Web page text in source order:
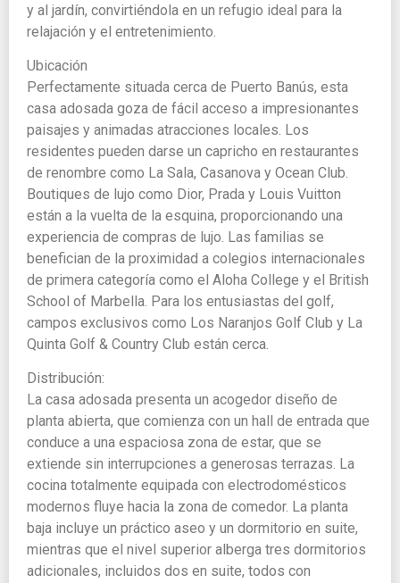
y al jardín, convirtiéndola en un refugio ideal para la
relajación y el entretenimiento.
Ubicación
Perfectamente situada cerca de Puerto Banús, esta
casa adosada goza de fácil acceso a impresionantes
paisajes y animadas atracciones locales. Los
residentes pueden darse un capricho en restaurantes
de renombre como La Sala, Casanova y Ocean Club.
Boutiques de lujo como Dior, Prada y Louis Vuitton
están a la vuelta de la esquina, proporcionando una
experiencia de compras de lujo. Las familias se
benefician de la proximidad a colegios internacionales
de primera categoría como el Aloha College y el British
School of Marbella. Para los entusiastas del golf,
campos exclusivos como Los Naranjos Golf Club y La
Quinta Golf & Country Club están cerca.
Distribución:
La casa adosada presenta un acogedor diseño de
planta abierta, que comienza con un hall de entrada que
conduce a una espaciosa zona de estar, que se
extiende sin interrupciones a generosas terrazas. La
cocina totalmente equipada con electrodomésticos
modernos fluye hacia la zona de comedor. La planta
baja incluye un práctico aseo y un dormitorio en suite,
mientras que el nivel superior alberga tres dormitorios
adicionales, incluidos dos en suite, todos con